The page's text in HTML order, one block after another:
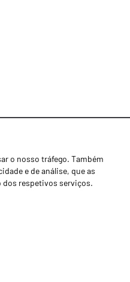
o nosso tráfego. Também
e de análise, que as
dos respetivos serviços.